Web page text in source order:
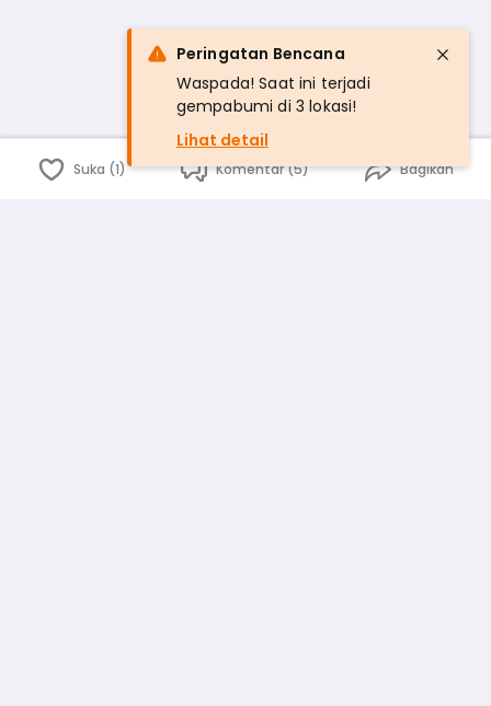
Suka (1) Komentar (5) Bagikan
Peringatan Bencana
Waspada! Saat ini terjadi
gempabumi di 3 lokasi!
Lihat detail